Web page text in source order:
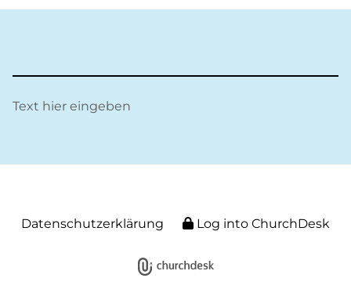
Text hier eingeben
Datenschutzerklärung Log into ChurchDesk